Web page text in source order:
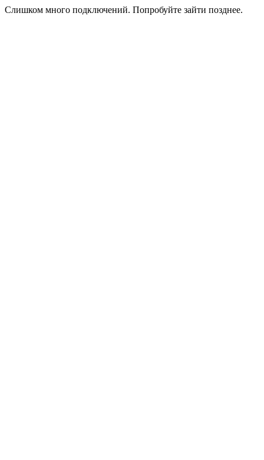
Слишком много подключений. Попробуйте зайти позднее.